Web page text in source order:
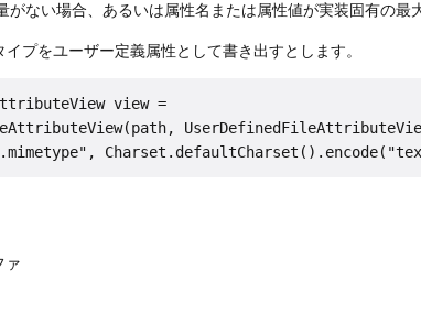
がない場合、あるいは属性名または属性値が実装固有の最
プをユーザー定義属性として書き出すとします。
view =
ァ